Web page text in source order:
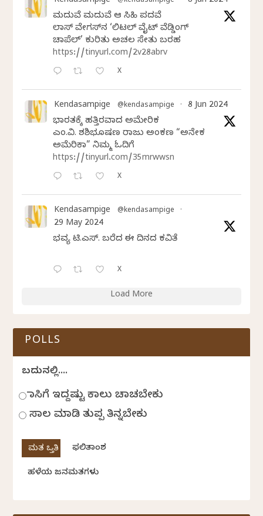
ಮದುವೆ ಮದುವೆ ಆ ಸಿಹಿ ಪದವೆ
ಲಾಸ್‌ ವೇಗಸ್‌ನ ‘ಲಿಟಲ್ ವೈಟ್ ವೆಡ್ಡಿಂಗ್
ಚಾಪೆಲ್’ ಕುರಿತು ಅಚಲ ಸೇತು ಬರಹ
https://tinyurl.com/2v28abrv
X
Kendasampige @kendasampige · 8 Jun 2024
ಭಾರತಕ್ಕೆ ಹತ್ತಿರವಾದ ಅಮೇರಿಕ
ಎಂ.ವಿ. ಶಶಿಭೂಷಣ ರಾಜು ಅಂಕಣ “ಅನೇಕ
ಅಮೆರಿಕಾ” ನಿಮ್ಮ ಓದಿಗೆ
https://tinyurl.com/35mrwwsn
X
Kendasampige @kendasampige ·
29 May 2024
ಭವ್ಯ ಟಿ.ಎಸ್. ಬರೆದ ಈ ದಿನದ ಕವಿತೆ
X
Load More
POLLS
ಬದುಕಿನಲ್ಲಿ....
ಹಾಸಿಗೆ ಇದ್ದಷ್ಟು ಕಾಲು ಚಾಚಬೇಕು
ಸಾಲ ಮಾಡಿ ತುಪ್ಪ ತಿನ್ನಬೇಕು
ಫಲಿತಾಂಶ
ಹಳೆಯ ಜನಮತಗಳು